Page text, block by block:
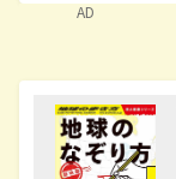
AD